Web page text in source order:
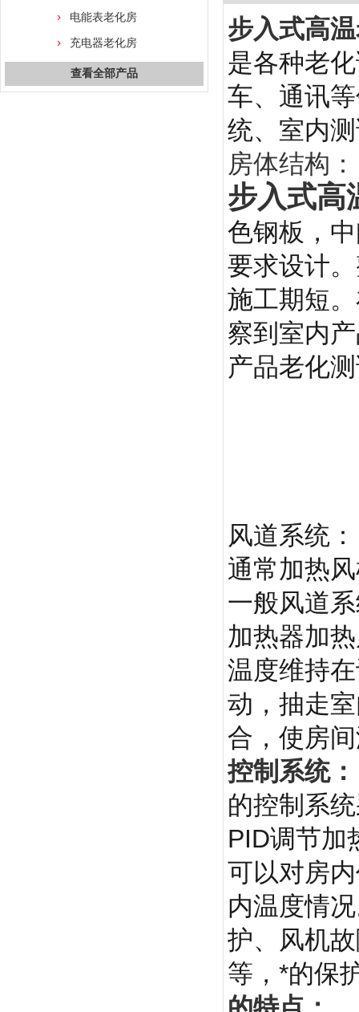
电能表老化房
充电器老化房
查看全部产品
步入式高
是各种老
车、通讯
统、室内
房体结构：
步入式高
色钢板，
要求设计
施工期短
察到室内
产品老化
风道系统：
通常加热
一般风道
加热器加
温度维持
动，抽走
合，使房
控制系统：
的控制系
PID调节加
可以对房
内温度情
护、风机
等，*的保